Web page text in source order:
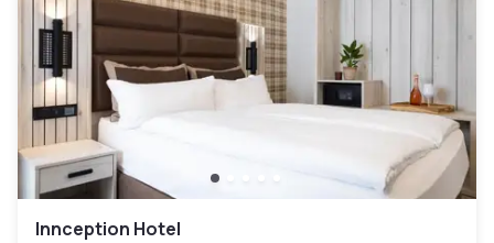
Innception Hotel